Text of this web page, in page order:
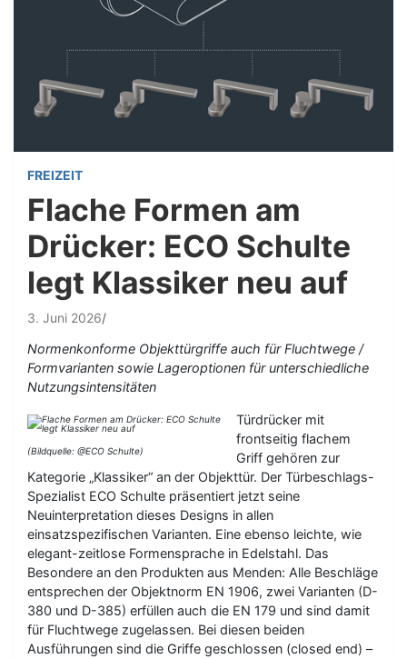
FREIZEIT
Flache Formen am
Drücker: ECO Schulte
legt Klassiker neu auf
3. Juni 2026
Normenkonforme Objekttürgriffe auch für Fluchtwege /
Formvarianten sowie Lageroptionen für unterschiedliche
Nutzungsintensitäten
(Bildquelle: @ECO Schulte)
Türdrücker mit
frontseitig flachem
Griff gehören zur
Kategorie „Klassiker“ an der Objekttür. Der Türbeschlags-
Spezialist ECO Schulte präsentiert jetzt seine
Neuinterpretation dieses Designs in allen
einsatzspezifischen Varianten. Eine ebenso leichte, wie
elegant-zeitlose Formensprache in Edelstahl. Das
Besondere an den Produkten aus Menden: Alle Beschläge
entsprechen der Objektnorm EN 1906, zwei Varianten (D-
380 und D-385) erfüllen auch die EN 179 und sind damit
für Fluchtwege zugelassen. Bei diesen beiden
Ausführungen sind die Griffe geschlossen (closed end) –